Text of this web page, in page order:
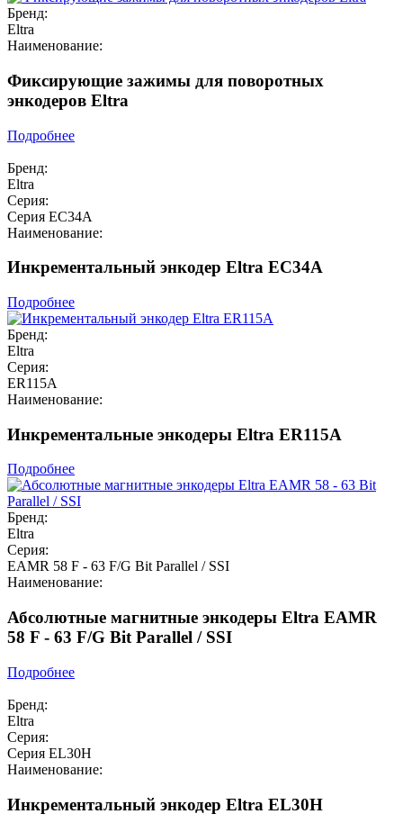
Бренд:
Eltra
Наименование:
Фиксирующие зажимы для поворотных
энкодеров Eltra
Подробнее
Бренд:
Eltra
Серия:
Серия EC34A
Наименование:
Инкрементальный энкодер Eltra EC34A
Подробнее
Бренд:
Eltra
Серия:
ER115A
Наименование:
Инкрементальные энкодеры Eltra ER115A
Подробнее
Бренд:
Eltra
Серия:
EAMR 58 F - 63 F/G Bit Parallel / SSI
Наименование:
Абсолютные магнитные энкодеры Eltra EAMR
58 F - 63 F/G Bit Parallel / SSI
Подробнее
Бренд:
Eltra
Серия:
Серия EL30H
Наименование:
Инкрементальный энкодер Eltra EL30H